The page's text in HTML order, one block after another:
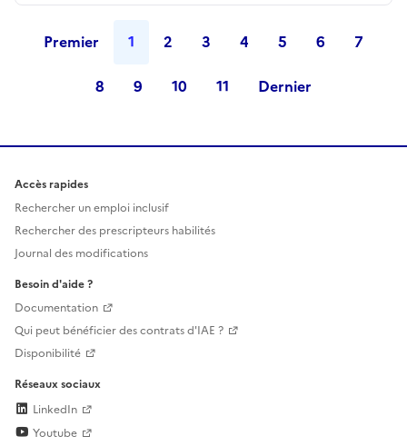
Premier 1 2 3 4 5 6 7
8 9 10 11 Dernier
Accès rapides
Rechercher un emploi inclusif
Rechercher des prescripteurs habilités
Journal des modifications
Besoin d'aide ?
Documentation
Qui peut bénéficier des contrats d'IAE ?
Disponibilité
Réseaux sociaux
LinkedIn
Youtube